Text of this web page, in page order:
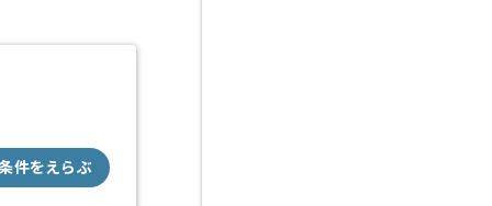
件をえらぶ